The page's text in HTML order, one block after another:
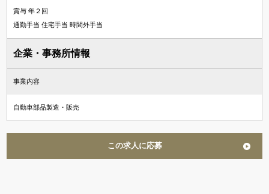
賞与 年２回
通勤手当 住宅手当 時間外手当
企業・事務所情報
事業内容
自動車部品製造・販売
この求人に応募